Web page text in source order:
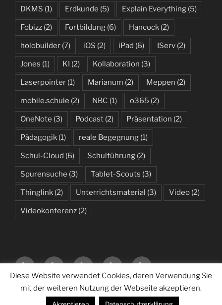
DKMS (1) Erdkunde (5) Explain Everything (5)
Fobizz (2) Fortbildung (6) Hancock (2)
holobuilder (7) iOS (2) iPad (6) IServ (2)
Jones (1) KI (2) Kollaboration (3)
Laserpointer (1) Marianum (2) Meppen (2)
mobile.schule (2) NBC (1) o365 (2)
OneNote (3) Podcast (2) Präsentation (2)
Pädagogik (1) reale Begegnung (1)
Schul-Cloud (6) Schulführung (2)
Spurensuche (3) Tablet-Scouts (3)
Thinglink (2) Unterrichtsmaterial (3) Video (2)
Videokonferenz (2)
Startseite
–
Das
Neue
Medien
im
Unterricht
SonstigesDatenschutzerklärung
Über
mich
…
Datenschutzerklärung Stolz präsentiert von WordPress
Diese Website verwendet Cookies, deren Verwendung Sie
mit der weiteren Nutzung der Webseite akzeptieren.